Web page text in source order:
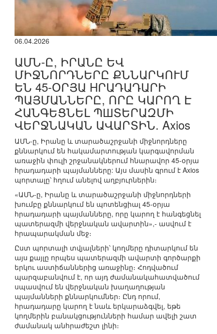
06.04.2026
ԱՄՆ-Ը, ԻՐԱՆԸ ԵՎ
ՄԻՋՆՈՐԴՆԵՐԸ ՔՆՆԱՐԿՈՒՄ
ԵՆ 45-ՕՐՅԱ HՐԱԴԱԴԱՐԻ
ՊԱՅՄԱՆՆԵՐԸ, ՈՐԸ ԿԱՐՈՂ Է
ՀԱՆԳԵՑՆԵԼ ՊШՏԵՐԱԶՄԻ
ՎԵՐՋՆԱԿԱՆ ԱՎԱՐՏԻՆ. Axios
ԱՄՆ-ը, Իրանը և տարածաշրջանի միջնորդները
քննարկում են հակամարտության կարգավորման
առաջին փուլի շրջանակներում հնարավոր 45-օրյա
հրադադարի պայմանները: Այս մասին գրում է Axios
պորտալը՝ հղում անելով աղբյուրներին։
«ԱՄՆ-ը, Իրանը և տարածաշրջանի միջնորդների
խումբը քննարկում են պոտենցիալ 45-օրյա
հրադադարի պայմանները, որը կարող է հանգեցնել
պատերազմի վերջնական ավարտին»,- ասվում է
հրապարակման մեջ։
Ըստ պորտալի տվյալների՝ կողմերը դիտարկում են
այս քայլը որպես պատերազմի ավարտի գործարքի
երկու աստիճաններից առաջինը։ Հոդվածում
պարզաբանվում է, որ այդ ժամանակահատվածում
սպասվում են վերջնական խաղաղության
պայմանների քննարկումներ։ Ընդ որում,
հրադադարը կարող է նաև երկարաձգվել, եթե
կողմերին բանակցությունների համար ավելի շատ
ժամանակ անհրաժեշտ լինի։